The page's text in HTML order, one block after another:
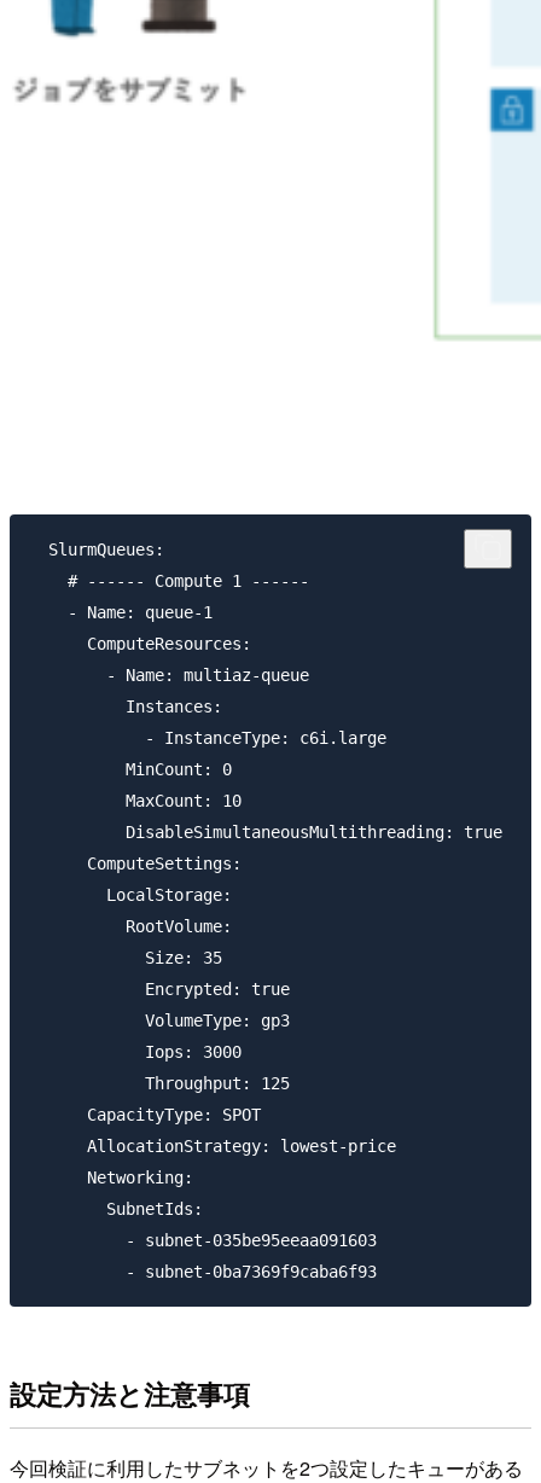
  SlurmQueues:
    # ------ Compute 1 ------
    - Name: queue-1
      ComputeResources:
        - Name: multiaz-queue
          Instances:
            - InstanceType: c6i.large
          MinCount: 0
          MaxCount: 10
          DisableSimultaneousMultithreading: true
      ComputeSettings:
        LocalStorage:
          RootVolume:
            Size: 35
            Encrypted: true
            VolumeType: gp3
            Iops: 3000
            Throughput: 125
      CapacityType: SPOT
      AllocationStrategy: lowest-price
      Networking:
        SubnetIds:
          - subnet-035be95eeaa091603
設定方法と注意事項
今回検証に利用したサブネットを2つ設定したキューがある